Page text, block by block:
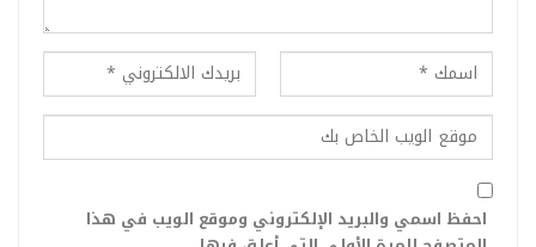
احفظ اسمي والبريد الإلكتروني وموقع الويب في هذا